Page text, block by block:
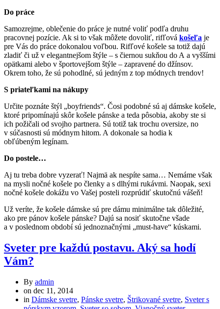
Do práce
Samozrejme, oblečenie do práce je nutné voliť podľa druhu
pracovnej pozície. Ak si to však môžete dovoliť, rifľová košeľa je
pre Vás do práce dokonalou voľbou. Rifľové košele sa totiž dajú
zladiť či už v elegantnejšom štýle – s čiernou sukňou do A a vyššími
opätkami alebo v športovejšom štýle – zapravené do džínsov.
Okrem toho, že sú pohodlné, sú jedným z top módnych trendov!
S priateľkami na nákupy
Určite poznáte štýl „boyfriends“. Čosi podobné sú aj dámske košele,
ktoré pripomínajú skôr košele pánske a teda pôsobia, akoby ste si
ich požičali od svojho partnera. Sú totiž tak trochu oversize, no
v súčasnosti sú módnym hitom. A dokonale sa hodia k
obľúbeným legínam.
Do postele…
Aj tu treba dobre vyzerať! Najmä ak nespíte sama… Nemáme však
na mysli nočné košele po členky a s dlhými rukávmi. Naopak, sexi
nočné košele dokážu vo Vašej posteli rozprúdiť skutočnú vášeň!
Už veríte, že košele dámske sú pre dámu minimálne tak dôležité,
ako pre pánov košele pánske? Dajú sa nosiť skutočne všade
a v poslednom období sú jednoznačnými „must-have“ kúskami.
Sveter pre každú postavu. Aký sa hodí
Vám?
By admin
on dec 11, 2014
in Dámske svetre, Pánske svetre, Štrikované svetre, Sveter s